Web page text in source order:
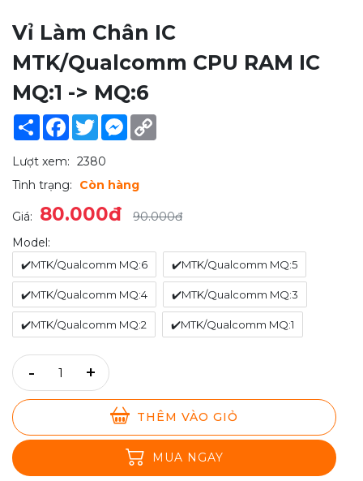
Vỉ Làm Chân IC
MTK/Qualcomm CPU RAM IC
MQ:1 -> MQ:6
Share Facebook
TwitterMessenger
Lượt xem: 2380
Tình trạng:
Còn hàng
Giá: 80.000đ
90.000đ
Model:
✔️MTK/Qualcomm MQ:6 ✔️MTK/Qualcomm MQ:5
✔️MTK/Qualcomm MQ:4 ✔️MTK/Qualcomm MQ:3
✔️MTK/Qualcomm MQ:2 ✔️MTK/Qualcomm MQ:1
- +
THÊM VÀO GIỎ
MUA NGAY